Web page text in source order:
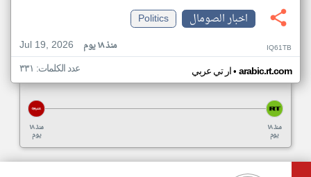
اخبار الصومال
Politics
Jul 19, 2026
منذ ١٨ يوم IQ61TB
ار تي عربي• arabic.rt.com عدد الكلمات: ٣٣١
منذ ١٨
يوم
منذ ١٨
يوم